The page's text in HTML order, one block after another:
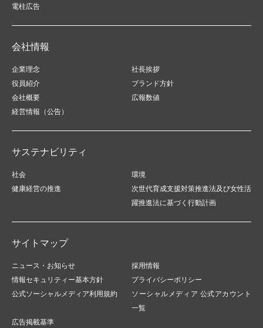
電柱広告
会社情報
企業理念
社長挨拶
役員紹介
ブランド方針
会社概要
広報数値
経営情報（公告）
サステナビリティ
社会
環境
健康経営の推進
次世代育成支援対策推進法及び女性活
躍推進法に基づく行動計画
サイトマップ
ニュース・お知らせ
採用情報
情報セキュリティー基本方針
プライバシーポリシー
公式ソーシャルメディア利用規約
ソーシャルメディア 公式アカウント
一覧
広告掲載基準